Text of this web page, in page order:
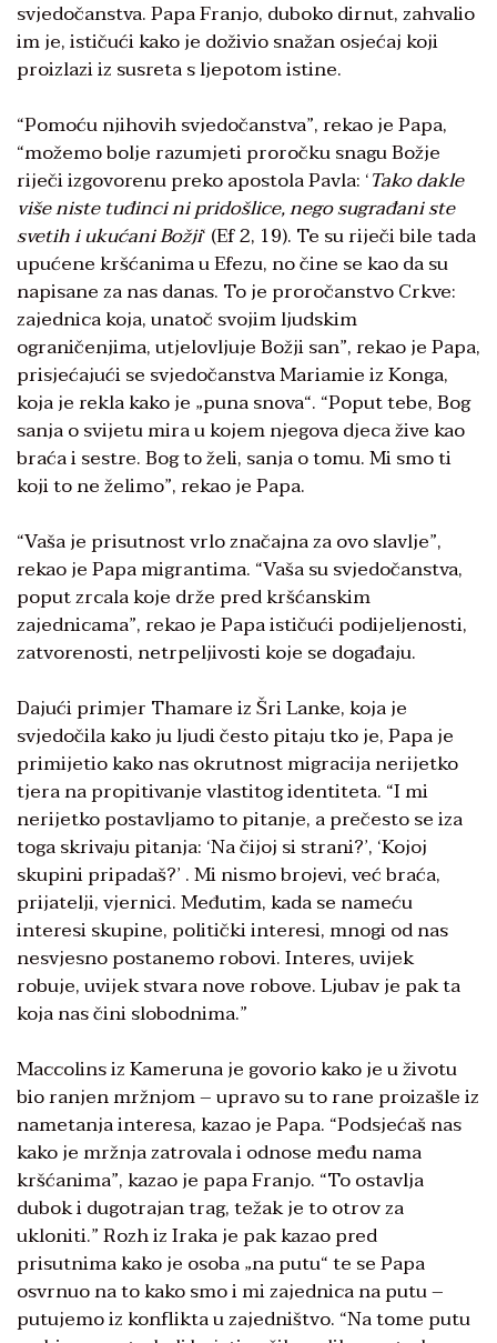
svjedočanstva. Papa Franjo, duboko dirnut, zahvalio
im je, ističući kako je doživio snažan osjećaj koji
proizlazi iz susreta s ljepotom istine.
“Pomoću njihovih svjedočanstva”, rekao je Papa,
“možemo bolje razumjeti proročku snagu Božje
riječi izgovorenu preko apostola Pavla: ‘Tako dakle
više niste tuđinci ni pridošlice, nego sugrađani ste
svetih i ukućani Božji‘ (Ef 2, 19). Te su riječi bile tada
upućene kršćanima u Efezu, no čine se kao da su
napisane za nas danas. To je proročanstvo Crkve:
zajednica koja, unatoč svojim ljudskim
ograničenjima, utjelovljuje Božji san”, rekao je Papa,
prisjećajući se svjedočanstva Mariamie iz Konga,
koja je rekla kako je „puna snova“. “Poput tebe, Bog
sanja o svijetu mira u kojem njegova djeca žive kao
braća i sestre. Bog to želi, sanja o tomu. Mi smo ti
koji to ne želimo”, rekao je Papa.
“Vaša je prisutnost vrlo značajna za ovo slavlje”,
rekao je Papa migrantima. “Vaša su svjedočanstva,
poput zrcala koje drže pred kršćanskim
zajednicama”, rekao je Papa ističući podijeljenosti,
zatvorenosti, netrpeljivosti koje se događaju.
Dajući primjer Thamare iz Šri Lanke, koja je
svjedočila kako ju ljudi često pitaju tko je, Papa je
primijetio kako nas okrutnost migracija nerijetko
tjera na propitivanje vlastitog identiteta. “I mi
nerijetko postavljamo to pitanje, a prečesto se iza
toga skrivaju pitanja: ‘Na čijoj si strani?’, ‘Kojoj
skupini pripadaš?’ . Mi nismo brojevi, već braća,
prijatelji, vjernici. Međutim, kada se nameću
interesi skupine, politički interesi, mnogi od nas
nesvjesno postanemo robovi. Interes, uvijek
robuje, uvijek stvara nove robove. Ljubav je pak ta
koja nas čini slobodnima.”
Maccolins iz Kameruna je govorio kako je u životu
bio ranjen mržnjom – upravo su to rane proizašle iz
nametanja interesa, kazao je Papa. “Podsjećaš nas
kako je mržnja zatrovala i odnose među nama
kršćanima”, kazao je papa Franjo. “To ostavlja
dubok i dugotrajan trag, težak je to otrov za
ukloniti.” Rozh iz Iraka je pak kazao pred
prisutnima kako je osoba „na putu“ te se Papa
osvrnuo na to kako smo i mi zajednica na putu –
putujemo iz konflikta u zajedništvo. “Na tome putu